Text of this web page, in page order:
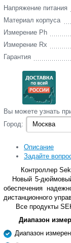
Напряжение питания
Материал корпуса
Измерение Ph
Измерение Rx
Гарантия
Вы‌ можете‌ узнать‌
Город:
Описание
Задайте
Контроллер
Новый 5-дюймовый
обеспечения
дистанционного
Все продукты
Диапазон
Диапазон